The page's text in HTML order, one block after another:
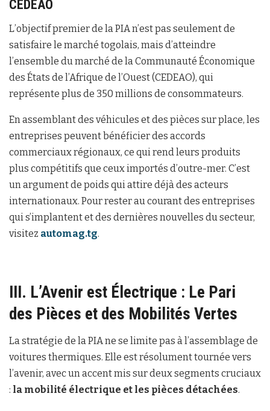
CEDEAO
L’objectif premier de la PIA n’est pas seulement de
satisfaire le marché togolais, mais d’atteindre
l’ensemble du marché de la Communauté Économique
des États de l’Afrique de l’Ouest (CEDEAO), qui
représente plus de 350 millions de consommateurs.
En assemblant des véhicules et des pièces sur place, les
entreprises peuvent bénéficier des accords
commerciaux régionaux, ce qui rend leurs produits
plus compétitifs que ceux importés d’outre-mer. C’est
un argument de poids qui attire déjà des acteurs
internationaux. Pour rester au courant des entreprises
qui s’implantent et des dernières nouvelles du secteur,
visitez automag.tg.
III. L’Avenir est Électrique : Le Pari
des Pièces et des Mobilités Vertes
La stratégie de la PIA ne se limite pas à l’assemblage de
voitures thermiques. Elle est résolument tournée vers
l’avenir, avec un accent mis sur deux segments cruciaux
: la mobilité électrique et les pièces détachées.